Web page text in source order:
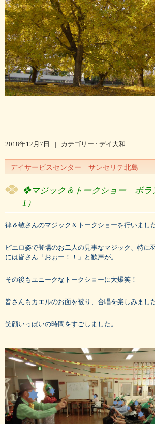
2018年12月7日 | カテゴリー : デイ大和
デイサービスセンター サンセリテ北島
❖マジック＆トークショー ボラ
1）
律＆敏さんのマジック＆トークショーを行いました
ピエロ姿で登場のお二人の見事なマジック、特に
には皆さん「おぉー！！」と歓声が。
その後もユニークなトークショーに大爆笑！
皆さんもカエルのお面を被り、合唱を楽しみました
笑顔いっぱいの時間をすごしました。